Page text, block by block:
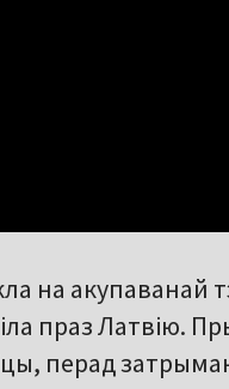
на акупаванай
праз Латвію.
перад